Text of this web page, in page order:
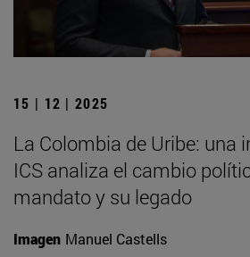
15 | 12 | 2025
La Colombia de Uribe: una
ICS analiza el cambio
mandato y su legado
Imagen Manuel Castells